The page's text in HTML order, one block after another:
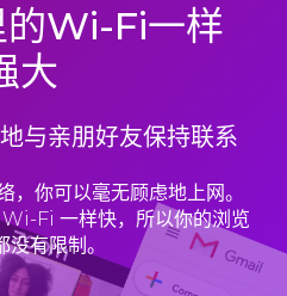
的Wi-Fi一样
大
与亲朋好友保持联系
，你可以毫无顾虑地上网。
Fi 一样快，所以你的浏览
没有限制。